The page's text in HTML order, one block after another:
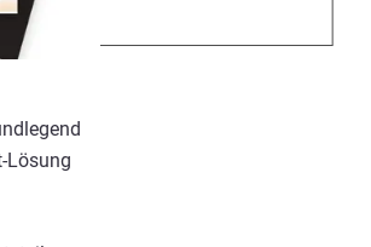
Lösung